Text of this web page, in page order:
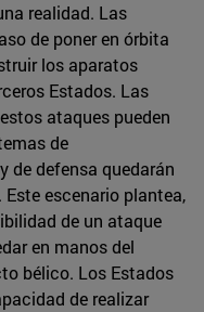
realidad. Las
de poner en órbita
los aparatos
Estados. Las
ataques pueden
de
de defensa quedarán
escenario plantea,
de un ataque
en manos del
bélico. Los Estados
de realizar